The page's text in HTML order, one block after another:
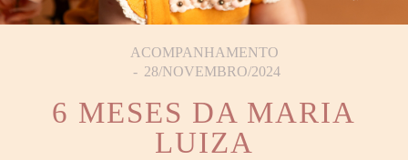
ACOMPANHAMENTO
28/NOVEMBRO/2024
6 MESES DA MARIA
LUIZA